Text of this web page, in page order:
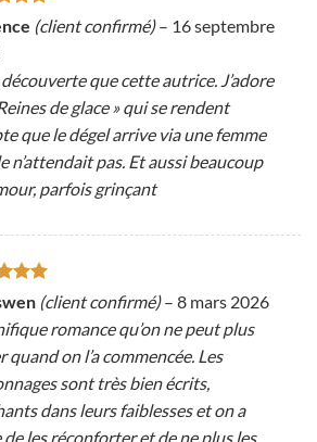
5sur(client confirmé) – 16 septembre
que cette autrice. J’adore
de glace » qui se rendent
que le dégel arrive via une femme
n’attendait pas. Et aussi beaucoup
parfois grinçant
5sur (client confirmé) – 8 mars 2026
romance qu’on ne peut plus
quand on l’a commencée. Les
sont très bien écrits,
dans leurs faiblesses et on a
de les réconforter et de ne plus les